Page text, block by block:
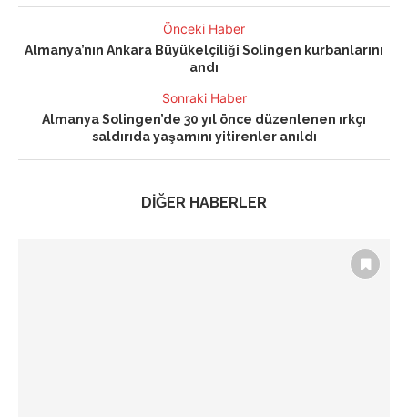
Önceki Haber
Almanya’nın Ankara Büyükelçiliği Solingen kurbanlarını
andı
Sonraki Haber
Almanya Solingen’de 30 yıl önce düzenlenen ırkçı
saldırıda yaşamını yitirenler anıldı
DİĞER HABERLER